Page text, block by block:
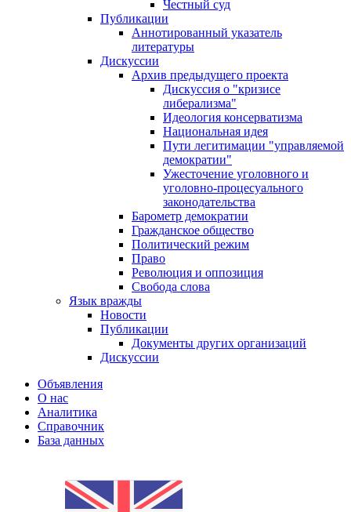
Честный суд
Публикации
Аннотированный указатель
литературы
Дискуссии
Архив предыдущего проекта
Дискуссия о "кризисе
либерализма"
Идеология консерватизма
Национальная идея
Пути легитимации "управляемой
демократии"
Ужесточение уголовного и
уголовно-процесуального
законодательства
Барометр демократии
Гражданское общество
Политический режим
Право
Революция и оппозиция
Свобода слова
Язык вражды
Новости
Публикации
Документы других организаций
Дискуссии
Объявления
О нас
Аналитика
Справочник
База данных